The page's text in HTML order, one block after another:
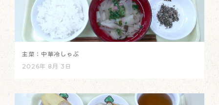
主菜：中華冷しゃぶ
2026年 8月 3日